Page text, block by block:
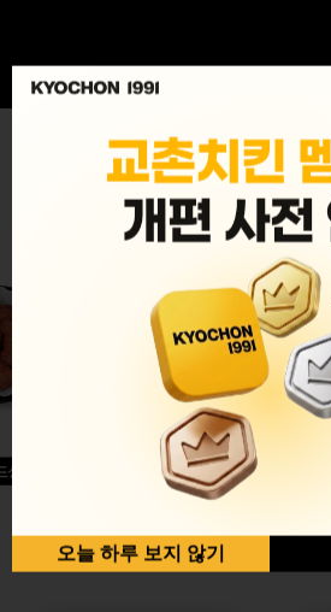
MENU
글윙
반반순살[레드+허니]
오늘 하루 보지 않기